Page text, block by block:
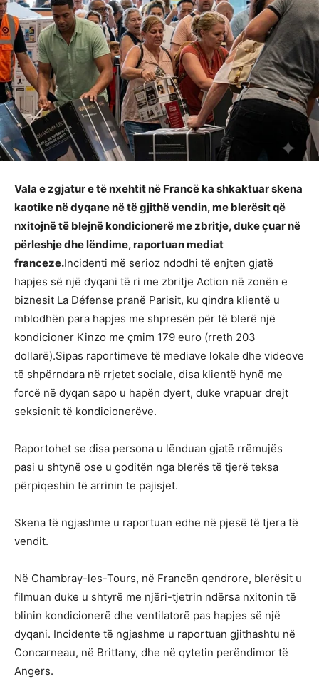
Vala e zgjatur e të nxehtit në Francë ka shkaktuar skena
kaotike në dyqane në të gjithë vendin, me blerësit që
nxitojnë të blejnë kondicionerë me zbritje, duke çuar në
përleshje dhe lëndime, raportuan mediat
franceze.Incidenti më serioz ndodhi të enjten gjatë
hapjes së një dyqani të ri me zbritje Action në zonën e
biznesit La Défense pranë Parisit, ku qindra klientë u
mblodhën para hapjes me shpresën për të blerë një
kondicioner Kinzo me çmim 179 euro (rreth 203
dollarë).Sipas raportimeve të mediave lokale dhe videove
të shpërndara në rrjetet sociale, disa klientë hynë me
forcë në dyqan sapo u hapën dyert, duke vrapuar drejt
seksionit të kondicionerëve.
Raportohet se disa persona u lënduan gjatë rrëmujës
pasi u shtynë ose u goditën nga blerës të tjerë teksa
përpiqeshin të arrinin te pajisjet.
Skena të ngjashme u raportuan edhe në pjesë të tjera të
vendit.
Në Chambray-les-Tours, në Francën qendrore, blerësit u
filmuan duke u shtyrë me njëri-tjetrin ndërsa nxitonin të
blinin kondicionerë dhe ventilatorë pas hapjes së një
dyqani. Incidente të ngjashme u raportuan gjithashtu në
Concarneau, në Brittany, dhe në qytetin perëndimor të
Angers.